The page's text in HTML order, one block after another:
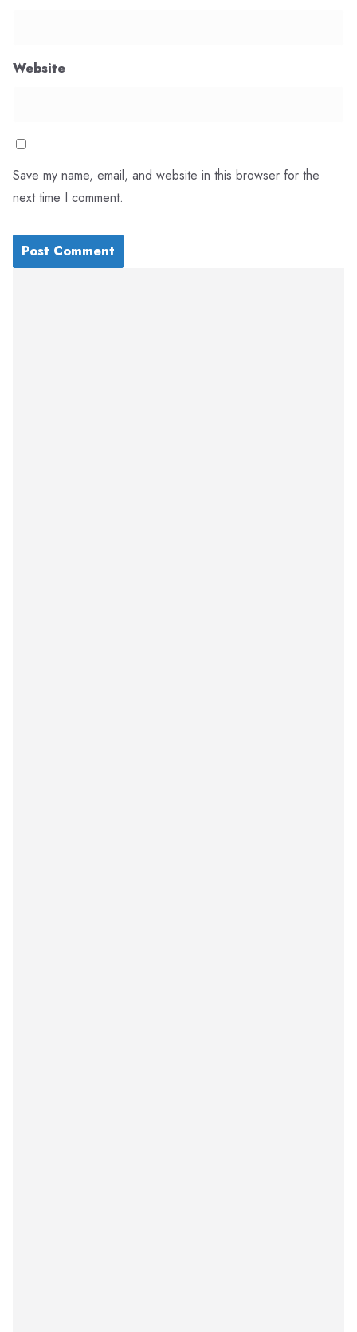
Website
Save my name, email, and website in this browser for the
next time I comment.